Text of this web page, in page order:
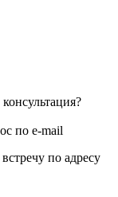
по e-mail
по адресу